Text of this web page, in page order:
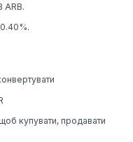
ARB.
купувати, продавати